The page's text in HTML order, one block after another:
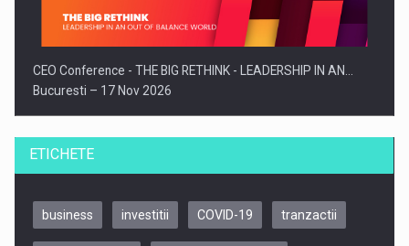
CEO Conference - THE BIG RETHINK - LEADERSHIP IN AN…
Bucuresti – 17 Nov 2026
ETICHETE
business investitii COVID-19 tranzactii